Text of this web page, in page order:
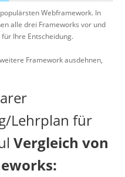
Webframework. In
alle drei Frameworks vor und
Ihre Entscheidung.
Framework ausdehnen,
Lehrplan für
Vergleich von